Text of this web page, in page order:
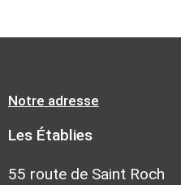
Notre adresse
Les Établies
55 route de Saint Roch